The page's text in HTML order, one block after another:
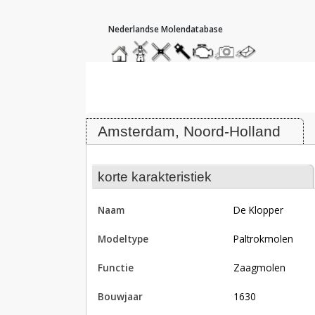
hoofdmenu
homemolendatabase
roedendatabase
assendatabase
motorendatabase
stuur
een
stuur
een
Amsterdam, Noord-Holland
korte karakteristiek
naam De Klopper
modeltype Paltrokmolen
functie zaagmolen
bouwjaar 1630